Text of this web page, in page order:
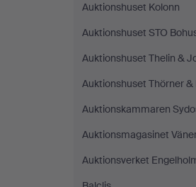
Auktionshuset Kolonn
Auktionshuset STO
Auktionshuset Thelin &
Auktionshuset Thörner &
Auktionskammaren
Auktionsmagasinet
Auktionsverket